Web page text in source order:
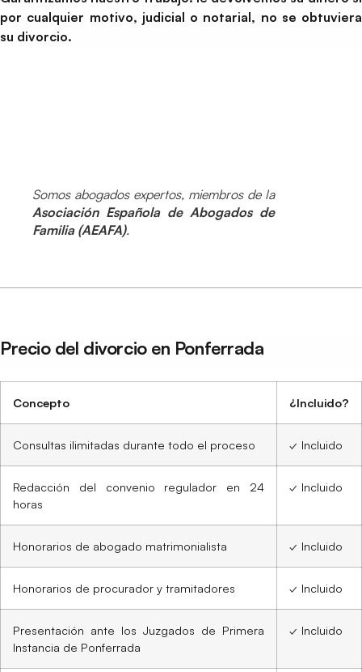
por cualquier motivo, judicial o notarial, no se obtuviera
su divorcio.
Somos abogados expertos, miembros de la
Asociación Española de Abogados de
Familia (AEAFA).
Precio del divorcio en Ponferrada
Concepto ¿Incluido?
Consultas ilimitadas durante todo el proceso ✓ Incluido
Redacción del convenio regulador en 24
horas
✓ Incluido
Honorarios de abogado matrimonialista ✓ Incluido
Honorarios de procurador y tramitadores ✓ Incluido
Presentación ante los Juzgados de Primera
Instancia de Ponferrada
✓ Incluido